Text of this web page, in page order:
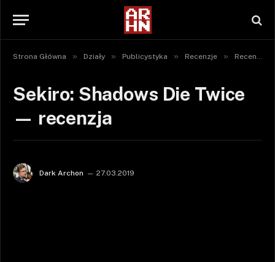
Strona Główna » Działy » Publicystyka » Recenzje » Recenzje gier
Sekiro: Shadows Die Twice
— recenzja
Dark Archon 27.03.2019